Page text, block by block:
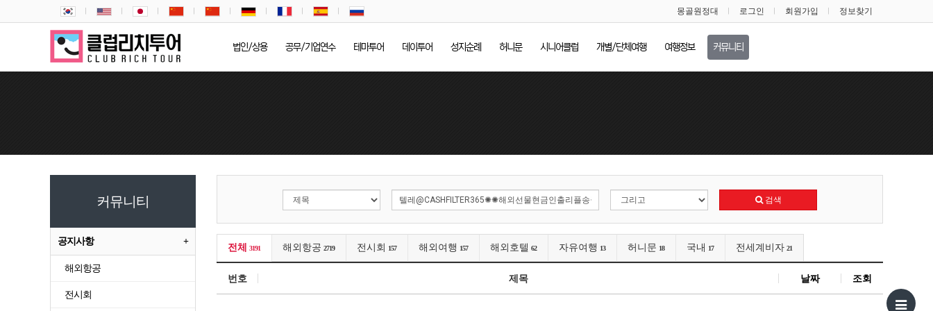
몽골원정대 로그인 회원가입 정보찾기
법인/상용 공무/기업연수 테마투어 데이투어 성지순례 허니문 시니어클럽 개별/단체여행 여행정보 커뮤니티
검색
전체 3191 해외항공 2719 전시회 157 해외여행 157 해외호텔 62 자유여행 13 허니문 18 국내 17 전세계비자 21
번호 제목 날짜 조회
커뮤니티
공지사항
해외항공
전시회